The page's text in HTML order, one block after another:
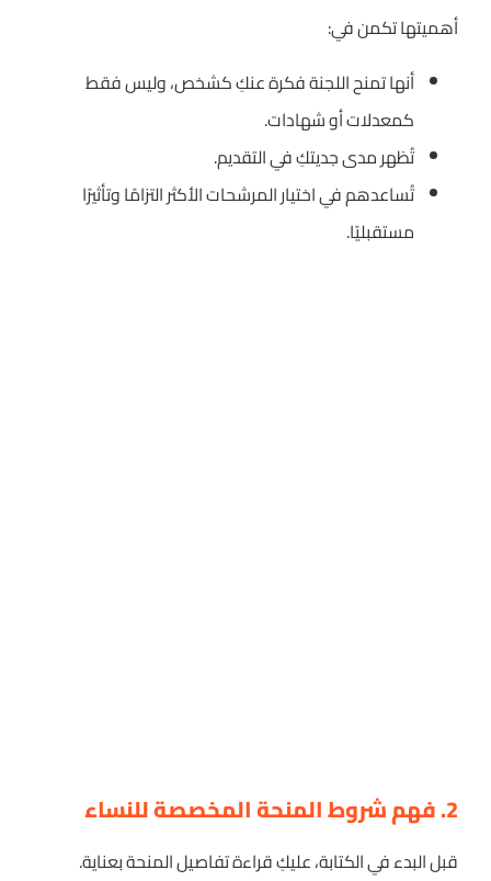
أهميتها تكمن في:
أنها تمنح اللجنة فكرة عنكِ كشخص، وليس فقط
كمعدلات أو شهادات.
تُظهر مدى جديتكِ في التقديم.
تُساعدهم في اختيار المرشحات الأكثر التزامًا وتأثيرًا
مستقبليًا.
2. فهم شروط المنحة المخصصة للنساء
قبل البدء في الكتابة، عليكِ قراءة تفاصيل المنحة بعناية.